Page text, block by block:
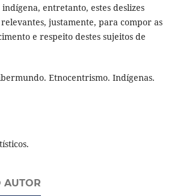
entretanto, estes deslizes
justamente, para compor as
e respeito destes sujeitos de
Etnocentrismo. Indígenas.
AUTOR